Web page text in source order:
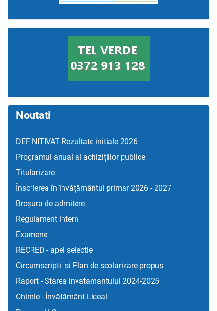
Noutati
DEFINITIVAT Rezultate initiale 2026
Programul anual al achizițiilor publice
Titularizare
Înscrierea în învățământul primar 2026 - 2027
Broșura de admitere
Regulament intern
Examene
RECRED - apel selectie
Circumscriptii si Plan de scolarizare propus
Raport - Starea invatamantului 2024-2025
Chimie - Învățământ Liceal